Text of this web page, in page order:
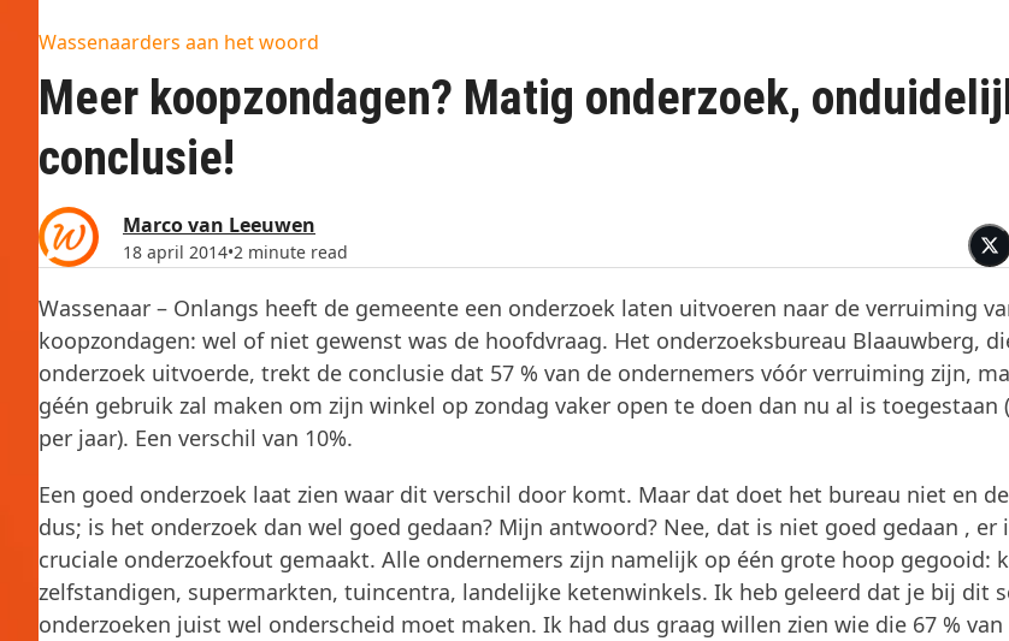
Wassenaarders aan het woord
Meer koopzondagen? Matig onderzoek,
conclusie!
Marco van Leeuwen
18 april 2014•2 minute read
Wassenaar – Onlangs heeft de gemeente een onderzoek laten uitvoeren naar de verruiming
koopzondagen: wel of niet gewenst was de hoofdvraag. Het onderzoeksbureau Blaauwberg,
onderzoek uitvoerde, trekt de conclusie dat 57 % van de ondernemers vóór verruiming zijn,
géén gebruik zal maken om zijn winkel op zondag vaker open te doen dan nu al is toegestaan
per jaar). Een verschil van 10%.
Een goed onderzoek laat zien waar dit verschil door komt. Maar dat doet het bureau niet en
dus; is het onderzoek dan wel goed gedaan? Mijn antwoord? Nee, dat is niet goed gedaan , er
cruciale onderzoekfout gemaakt. Alle ondernemers zijn namelijk op één grote hoop gegooid:
zelfstandigen, supermarkten, tuincentra, landelijke ketenwinkels. Ik heb geleerd dat je bij dit
onderzoeken juist wel onderscheid moet maken. Ik had dus graag willen zien wie die 67 % van